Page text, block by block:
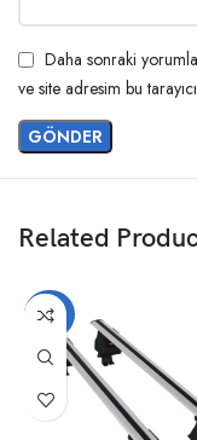
Daha sonraki
ve site adresim bu
Related
-20%